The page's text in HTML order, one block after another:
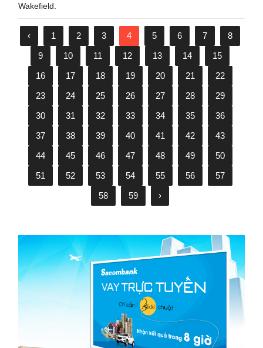
Wakefield.
‹ 1 2 3 4 5 6 7
8
9
10 11 12 13 14
15
16
17 18 19 20 21
22
23
24 25 26 27 28
29
30
31 32 33 34 35
36
37
38 39 40 41 42
43
44
45 46 47 48 49
50
51
52 53 54 55 56
57
58
59 ›